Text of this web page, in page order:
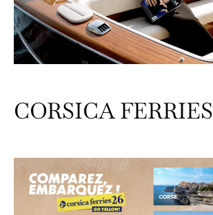
CORSICA FERRIES